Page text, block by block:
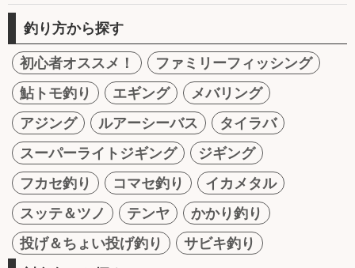
釣り方から探す
初心者オススメ！
ファミリーフィッシング
鮎トモ釣り
エギング
メバリング
アジング
ルアーシーバス
タイラバ
スーパーライトジギング
ジギング
フカセ釣り
コマセ釣り
イカメタル
スッテ＆ツノ
テンヤ
かかり釣り
投げ＆ちょい投げ釣り
サビキ釣り